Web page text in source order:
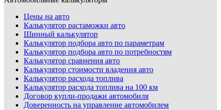
Цены на авто
Калькулятор растаможки авто
Шинный калькулятор
Калькулятор подбора авто по параметрам
Калькулятор подбора авто по потребностям
Калькулятор сравнения авто
Калькулятор стоимости владения авто
Калькулятор расхода топлива
Калькулятор расхода топлива на 100 км
Договор купли-продажи автомобиля
Доверенность на управление автомобилем